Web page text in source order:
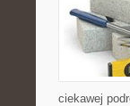
ciekawej